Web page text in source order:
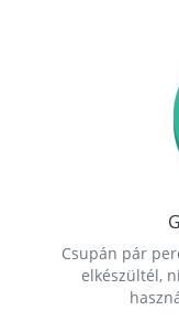
Csupán pár
elkészültél,